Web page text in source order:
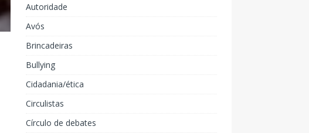
Autoridade
Avós
Brincadeiras
Bullying
Cidadania/ética
Circulistas
Círculo de debates